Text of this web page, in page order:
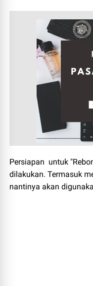
Persiapan untuk
dilakukan. Termasuk
nantinya akan